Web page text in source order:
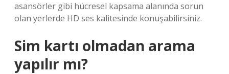
asansörler gibi hücresel kapsama alanında sorun
olan yerlerde HD ses kalitesinde konuşabilirsiniz.
Sim kartı olmadan arama
yapılır mı?